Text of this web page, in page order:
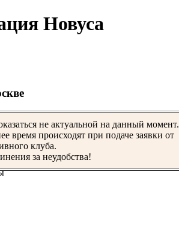
Новуса
не актуальной на данный момент.
время происходят при подаче заявки от
клуба.
за неудобства!